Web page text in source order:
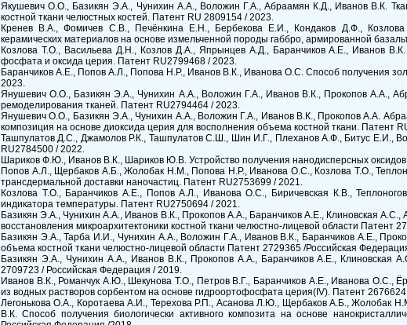
Якушевич О.О., Базикян Э.А., Чунихин А.А., Воложин Г.А., Абраамян К.Д., Иванов В.К.
костной ткани челюстных костей. Патент RU 2809154 / 2023.
Кренев В.А., Фомичев С.В., Печёнкина Е.Н., Бербекова Е.И., Кондаков Д.Ф.,
керамических материалов на основе измельченной породы габбро, армированной
Козлова Т.О., Васильева Д.Н., Козлов Д.А., Япрынцев А.Д., Баранчиков А.Е., Иванов
фосфата и оксида церия. Патент RU2799468 / 2023.
Баранчиков А.Е., Попов А.Л., Попова Н.Р., Иванов В.К., Иванова О.С. Способ получения
2023.
Янушевич О.О., Базикян Э.А., Чунихин А.А., Воложин Г.А., Иванов В.К., Прокопов А.А.,
ремоделирования тканей. Патент RU2794464 / 2023.
Янушевич О.О., Базикян Э.А., Чунихин А.А., Воложин Г.А., Иванов В.К., Прокопов А.А.
композиция на основе диоксида церия для восполнения объема костной ткани. Патент
Ташпулатов Д.С., Джамолов Р.К., Ташпулатов С.Ш., Шин И.Г., Плеханов А.Ф., Битус Е.И.,
RU2784500 / 2022.
Шариков Ф.Ю., Иванов В.К., Шариков Ю.В. Устройство получения нанодисперсных
Попов А.Л., Щербаков А.Б., Жолобак Н.М., Попова Н.Р., Иванова О.С., Козлова Т.О.,
трансдермальной доставки наночастиц. Патент RU2753699 / 2021.
Козлова Т.О., Баранчиков А.Е., Попов А.Л., Иванова О.С., Биричевская К.В.,
индикатора температуры. Патент RU2750694 / 2021.
Базикян Э.А., Чунихин А.А., Иванов В.К., Прокопов А.А., Баранчиков А.Е., Клиновская
восстановления микроархитектоники костной ткани челюстно-лицевой области Патент
Базикян Э.А., Тарба И.И., Чунихин А.А., Воложин Г.А., Иванов В.К., Баранчиков А.Е.,
объема костной ткани челюстно-лицевой области Патент 2729365 /Российская
Базикян Э.А., Чунихин А.А., Иванов В.К., Прокопов А.А., Баранчиков А.Е., Клиновская
2709723 / Российская Федерация / 2019.
Иванов В.К., Романчук А.Ю., Шекунова Т.О., Петров В.Г., Баранчиков А.Е., Иванова О.С.,
из водных растворов сорбентом на основе гидроортофосфата церия(IV). Патент
Легонькова О.А., Коротаева А.И., Терехова Р.П., Асанова Л.Ю., Щербаков А.Б., Жолобак
В.К. Способ получения биологически активного композита на основе